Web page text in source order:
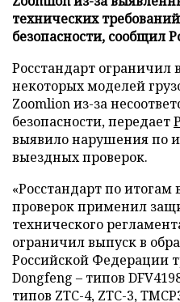
технических
безопасности, сообщил
Росстандарт ограничил
некоторых моделей
Zoomlion из-за
безопасности, передает
выявило нарушения по
выездных проверок.
«Росстандарт по
проверок применил
технического
ограничил выпуск в
Российской Федерации
Dongfeng – типов
типов ZTC-4, ZTC-3,